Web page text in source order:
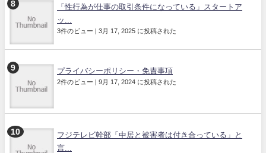
「性行為が仕事の取引条件になっている」スタートア
ッ...
3件のビュー | 3月 17, 2025 に投稿された
プライバシーポリシー・免責事項
2件のビュー | 9月 17, 2024 に投稿された
フジテレビ幹部「中居と被害者は付き合っている」と
言...